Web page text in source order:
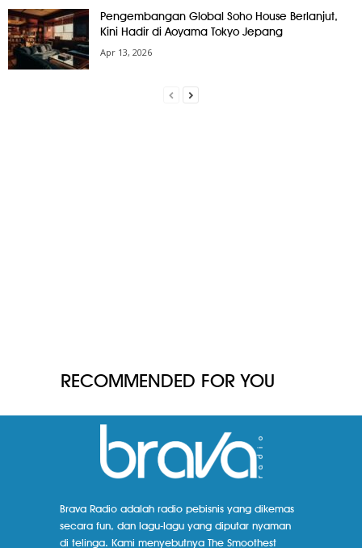
Pengembangan Global Soho House Berlanjut,
Kini Hadir di Aoyama Tokyo Jepang
Apr 13, 2026
RECOMMENDED FOR YOU
Brava Radio adalah radio pebisnis yang dikemas
secara fun, dan lagu-lagu yang diputar nyaman
di telinga. Kami menyebutnya The Smoothest